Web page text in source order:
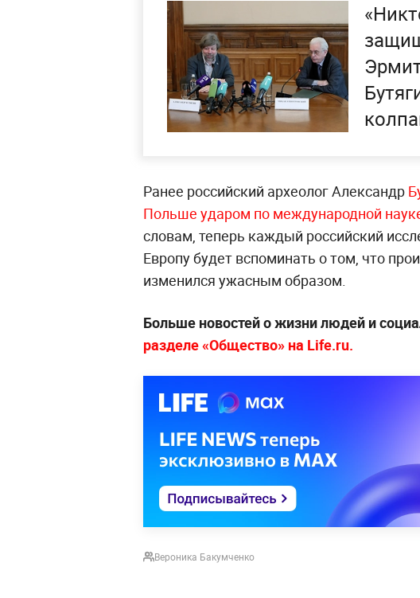
Ранее российский археолог Александр
Польше ударом по международной
словам, теперь каждый российский
Европу будет вспоминать о том, что
изменился ужасным образом.
Больше новостей о жизни людей и
разделе «Общество» на Life.ru.
Вероника Бакумченко